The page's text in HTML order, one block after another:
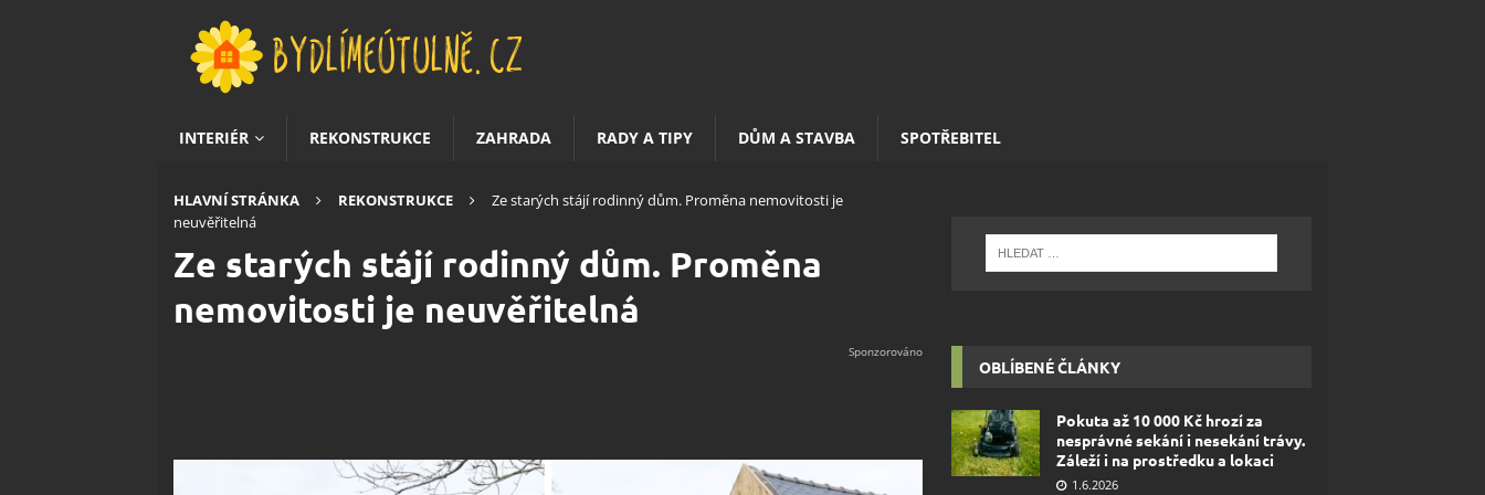
INTERIÉR REKONSTRUKCE ZAHRADA RADY A TIPY DŮM A STAVBA SPOTŘEBITEL
HLAVNÍ STRÁNKA REKONSTRUKCE
Ze starých stájí rodinný dům. Proměna nemovitosti je
neuvěřitelná
Ze starých stájí rodinný dům. Proměna
nemovitosti je neuvěřitelná
OBLÍBENÉ ČLÁNKY
Pokuta až 10 000 Kč hrozí za
nesprávné sekání i nesekání trávy.
Záleží i na prostředku a lokaci
1.6.2026